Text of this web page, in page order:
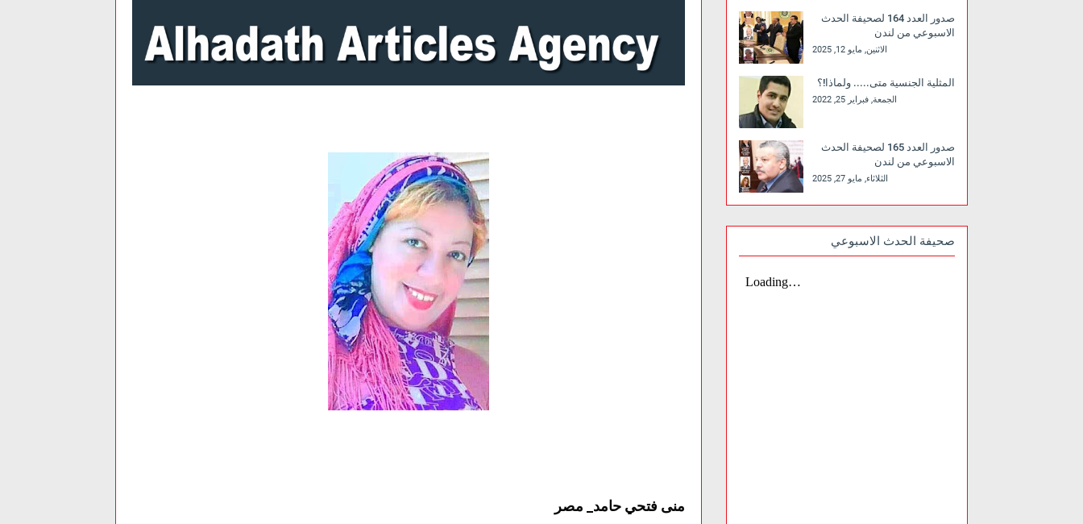
منى فتحي حامد_ مصر
صدور العدد 164 لصحيفة الحدث
الاسبوعي من لندن
الاثنين, مايو 12, 2025
المثلية الجنسية متى..... ولماذا!؟
الجمعة, فبراير 25, 2022
صدور العدد 165 لصحيفة الحدث
الاسبوعي من لندن
الثلاثاء, مايو 27, 2025
صحيفة الحدث الاسبوعي